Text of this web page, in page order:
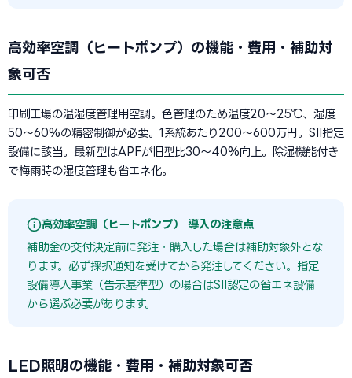
高効率空調（ヒートポンプ）の機能・費用・補助対
象可否
印刷工場の温湿度管理用空調。色管理のため温度20〜25℃、湿度
50〜60%の精密制御が必要。1系統あたり200〜600万円。SII指定
設備に該当。最新型はAPFが旧型比30〜40%向上。除湿機能付き
で梅雨時の湿度管理も省エネ化。
高効率空調（ヒートポンプ） 導入の注意点
補助金の交付決定前に発注・購入した場合は補助対象外とな
ります。必ず採択通知を受けてから発注してください。指定
設備導入事業（告示基準型）の場合はSII認定の省エネ設備
から選ぶ必要があります。
LED照明の機能・費用・補助対象可否